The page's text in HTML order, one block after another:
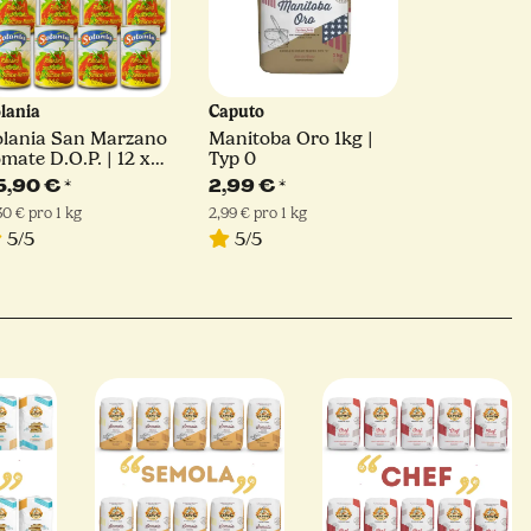
San Marzano
D.O.P. | 12 x
g
€*
€ pro 1 kg
5/5
Caputo
Manitoba Oro 1kg |
Typ 0
2,99 €*
2,99 € pro 1 kg
5/5